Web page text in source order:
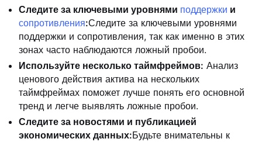
Следите за ключевыми уровнями поддержки и
сопротивления:Следите за ключевыми уровнями
поддержки и сопротивления, так как именно в этих
зонах часто наблюдаются ложный пробои.
Используйте несколько таймфреймов: Анализ
ценового действия актива на нескольких
таймфреймах поможет лучше понять его основной
тренд и легче выявлять ложные пробои.
Следите за новостями и публикацией
экономических данных:Будьте внимательны к